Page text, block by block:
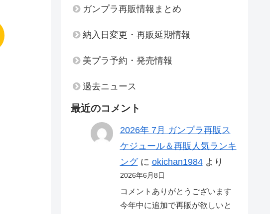
ガンプラ再販情報まとめ
納入日変更・再販延期情報
美プラ予約・発売情報
過去ニュース
最近のコメント
2026年 7月 ガンプラ再販ス
ケジュール＆再販人気ランキ
ングに okichan1984より
2026年6月8日
コメントありがとうございます
今年中に追加で再販が欲しいと